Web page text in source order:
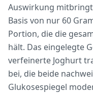
Auswirkung
Basis von nur 60
Portion, die die
hält. Das eingelegte
verfeinerte Joghurt
bei, die beide
Glukosespiegel